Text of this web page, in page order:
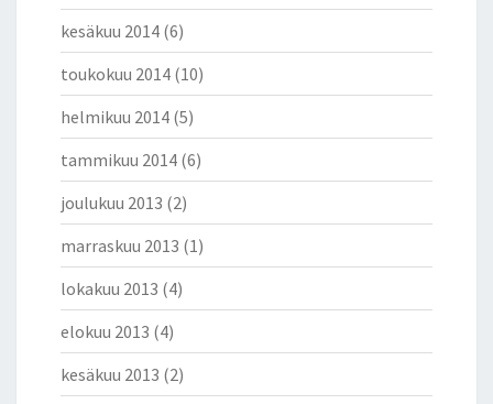
kesäkuu 2014 (6)
toukokuu 2014 (10)
helmikuu 2014 (5)
tammikuu 2014 (6)
joulukuu 2013 (2)
marraskuu 2013 (1)
lokakuu 2013 (4)
elokuu 2013 (4)
kesäkuu 2013 (2)